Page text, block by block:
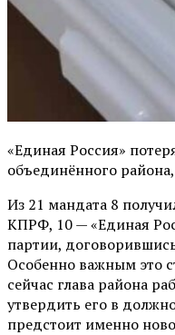
«Единая Россия»
объединённого
Из 21 мандата 8
КПРФ, 10 — «Единая
партии,
Особенно важным это
сейчас глава района
утвердить его в
предстоит именно